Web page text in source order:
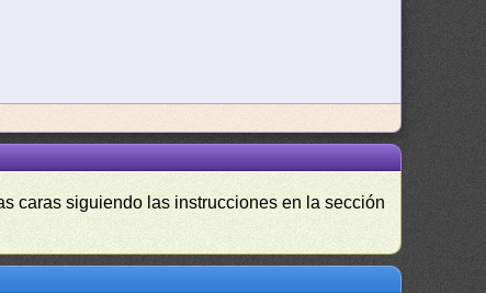
caras siguiendo las instrucciones en la sección